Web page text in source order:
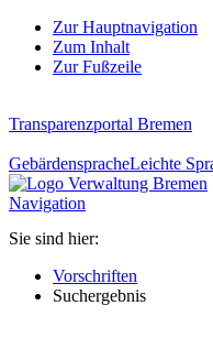
Zur Hauptnavigation
Zum Inhalt
Zur Fußzeile
Transparenzportal Bremen
GebärdenspracheLeichte
Navigation
Sie sind hier:
Vorschriften
Suchergebnis